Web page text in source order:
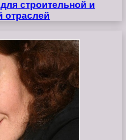
строительной и